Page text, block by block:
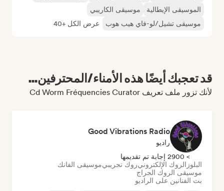
الموسيقى الإيطالية
موسيقى الكاريبي
موسيقى تشيل/لو-فاي هيب هوب
عرض الكل +40
قد تعجبك أيضًا هذه الأمناء/المحترفين...
لأنك تزور ملف تعريف Cd Worm Fréquencies Curator
Good Vibrations Radio
راديو
> 2900 إجابة تم تقديمها
البلوز الروك الإلكترونيروك تجريبيموسيقى الفانك
موسيقى الروك الجراج
بث الفنانين على الراديو